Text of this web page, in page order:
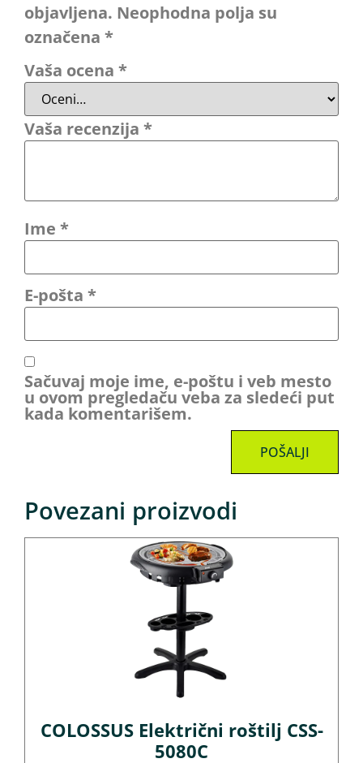
objavljena. Neophodna polja su
označena *
Vaša ocena *
Vaša recenzija *
Ime *
E-pošta *
Sačuvaj moje ime, e-poštu i veb mesto
u ovom pregledaču veba za sledeći put
kada komentarišem.
Povezani proizvodi
COLOSSUS Električni roštilj CSS-
5080C